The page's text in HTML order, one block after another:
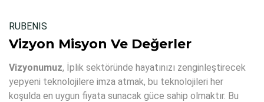
RUBENIS
Vizyon Misyon Ve Değerler
Vizyonumuz, İplik sektöründe hayatınızı zenginleştirecek
yepyeni teknolojilere imza atmak, bu teknolojileri her
koşulda en uygun fiyata sunacak güce sahip olmaktır. Bu